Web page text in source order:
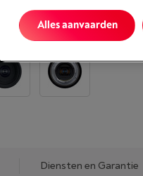
Diensten en Garantie
Alles aanvaarden